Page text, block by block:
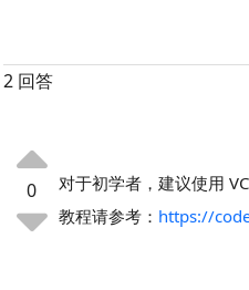
2 回答
0
对于初学者，建议使用
教程请参考： https://